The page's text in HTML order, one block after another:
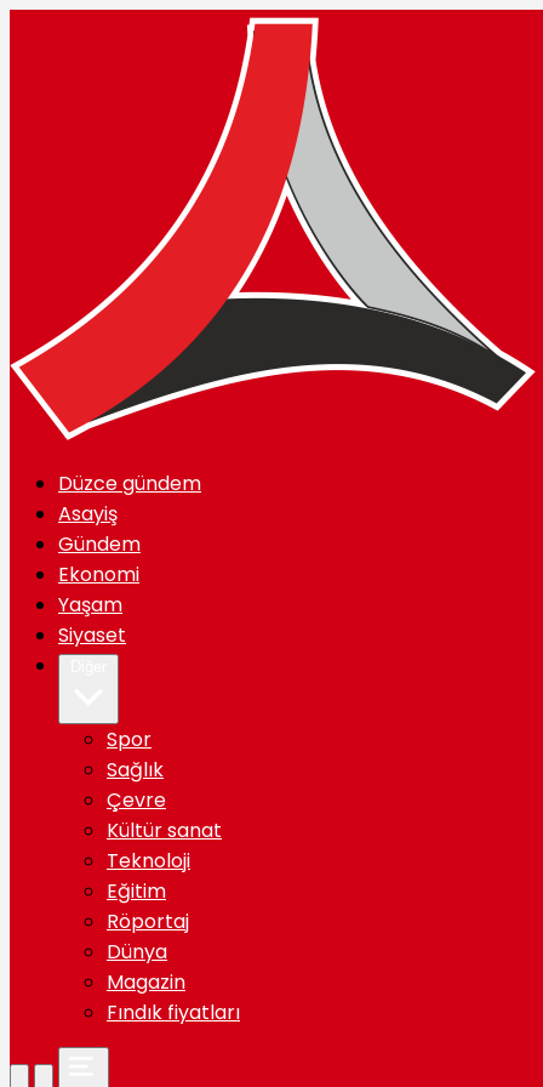
Düzce gündem
Asayiş
Gündem
Ekonomi
Yaşam
Siyaset
Spor
Sağlık
Çevre
Kültür sanat
Teknoloji
Eğitim
Röportaj
Dünya
Magazin
Fındık fiyatları